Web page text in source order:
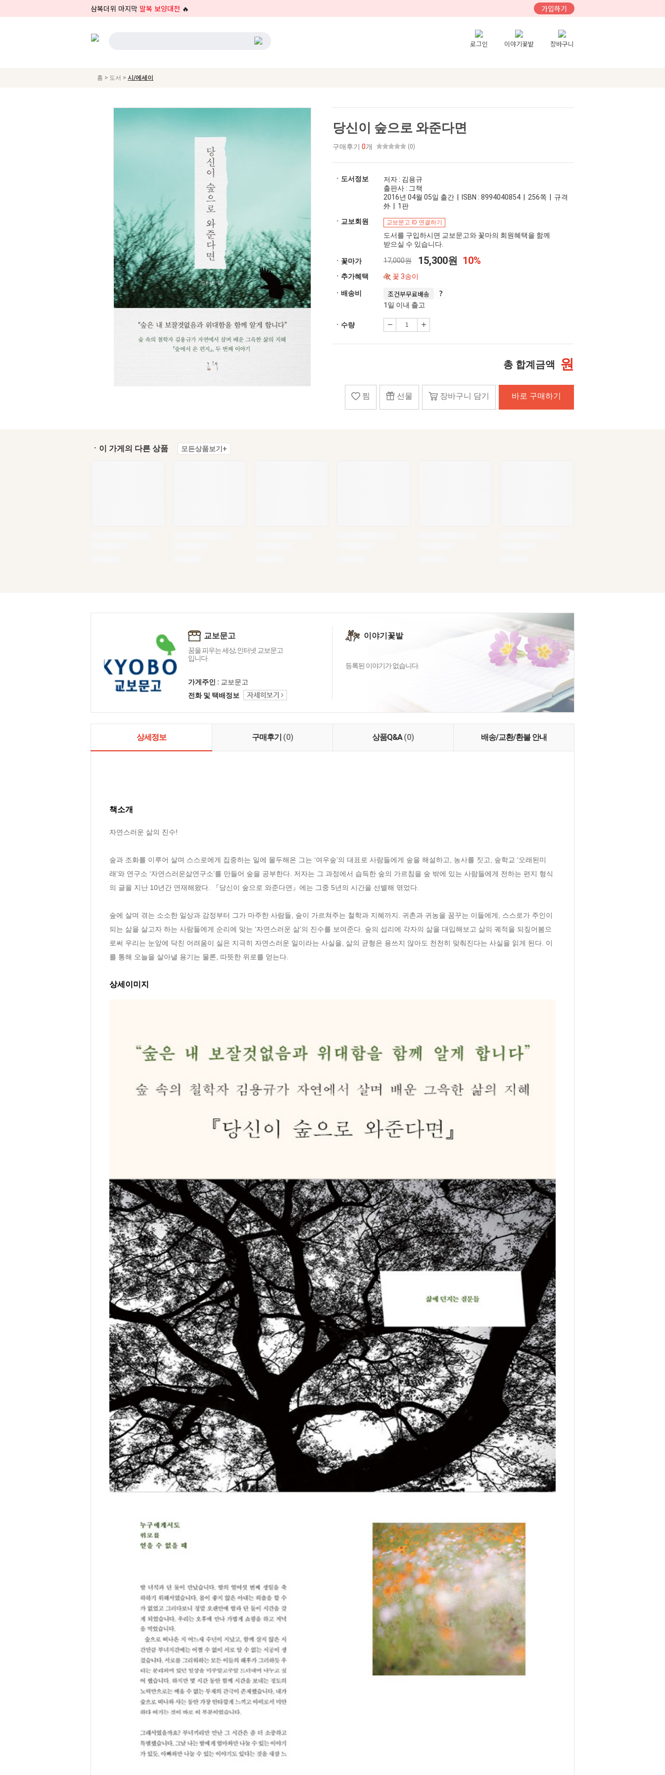
삼복더위 마지막 말복 보양대전 🔥 가입하기
로그인 이야기꽃밭 장바구니
홈 > 도서 > 시/에세이
당신이 숲으로 와준다면
구매후기 0개 (0)
ㆍ도서정보
저자 : 김용규
출판사 : 그책
2016년 04월 05일 출간 | ISBN : 8994040854 | 256쪽 | 규격
外 | 1판
ㆍ교보회원
교보문고 ID 연결하기
도서를 구입하시면 교보문고와 꽃마의 회원혜택을 함께
받으실 수 있습니다.
ㆍ꽃마가 17,000원 15,300원 10%
ㆍ추가혜택 꽃 3송이
ㆍ배송비 조건부무료배송
1일 이내 출고
ㆍ수량
총 합계금액 원
찜 선물 장바구니 담기 바로 구매하기
ㆍ이 가게의 다른 상품 모든상품보기+
교보문고
꿈을 피우는 세상, 인터넷 교보문고
입니다.
가게주인 : 교보문고
전화 및 택배정보
이야기꽃밭
등록된 이야기가 없습니다.
상세정보 구매후기 (0) 상품Q&A(0) 배송/교환/환불 안내
책소개
자연스러운 삶의 진수!
숲과 조화를 이루어 살며 스스로에게 집중하는 일에 몰두해온 그는 ‘여우숲’의 대표로 사람들에게 숲을 해설하고, 농사를 짓고, 숲학교 ‘오래된미
래’와 연구소 ‘자연스러운삶연구소’를 만들어 숲을 공부한다. 저자는 그 과정에서 습득한 숲의 가르침을 숲 밖에 있는 사람들에게 전하는 편지 형식
의 글을 지난 10년간 연재해왔다. 『당신이 숲으로 와준다면』에는 그중 5년의 시간을 선별해 엮었다.
숲에 살며 겪는 소소한 일상과 감정부터 그가 마주한 사람들, 숲이 가르쳐주는 철학과 지혜까지. 귀촌과 귀농을 꿈꾸는 이들에게, 스스로가 주인이
되는 삶을 살고자 하는 사람들에게 순리에 맞는 ‘자연스러운 삶’의 진수를 보여준다. 숲의 섭리에 각자의 삶을 대입해보고 삶의 궤적을 되짚어봄으
로써 우리는 눈앞에 닥친 어려움이 실은 지극히 자연스러운 일이라는 사실을, 삶의 균형은 용쓰지 않아도 천천히 맞춰진다는 사실을 읽게 된다. 이
를 통해 오늘을 살아낼 용기는 물론, 따뜻한 위로를 얻는다.
상세이미지